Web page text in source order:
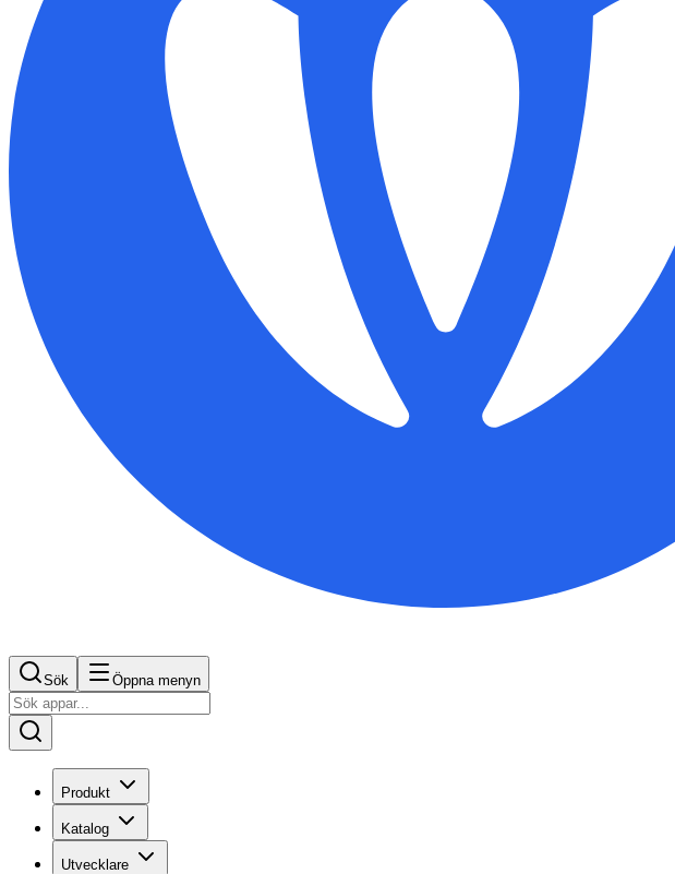
Sök Öppna menyn
Produkt
Katalog
Utvecklare